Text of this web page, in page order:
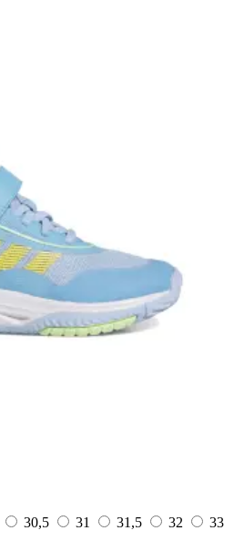
30,5 31 31,5 32
33